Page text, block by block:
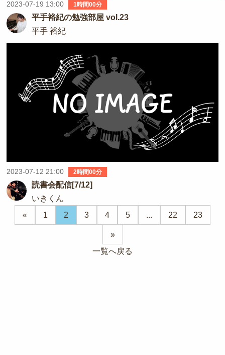
2023-07-19 13:00 1時間00分
平手裕紀の勉強部屋 vol.23
平手 裕紀
2023-07-12 21:00 2時間00分
読書会配信[7/12]
いきくん
«
1 2 3 4 5 ... 22 23
»
一覧へ戻る